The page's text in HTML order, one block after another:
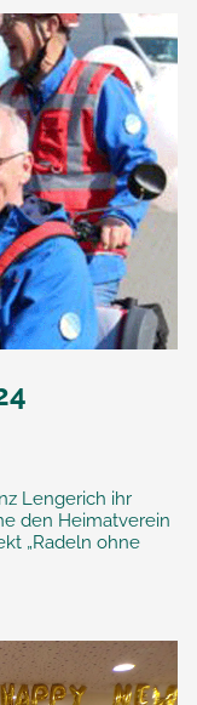
Lengerich ihr
den Heimatverein
„Radeln ohne